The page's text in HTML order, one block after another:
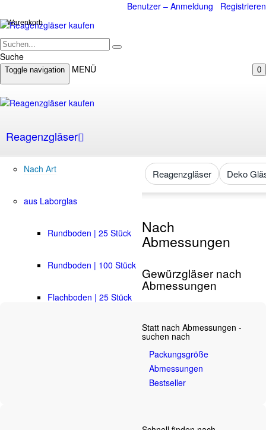
Benutzer – Anmeldung Registrieren
Suche
0
Warenkorb
Toggle navigation MENÜ
Reagenzgläser
Nach Art
aus Laborglas
Rundboden | 25 Stück
Rundboden | 100 Stück
Flachboden | 25 Stück
Reagenzgläser Deko
Nach
Abmessungen
Gewürzgläser nach
Abmessungen
Statt nach Abmessungen -
suchen nach
Packungsgröße
Abmessungen
Bestseller